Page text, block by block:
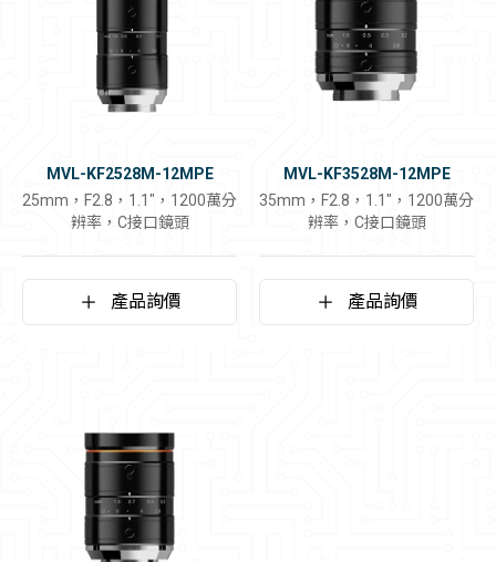
MVL-KF2528M-12MPE
25mm，F2.8，1.1"，1200萬分
辨率，C接口鏡頭
產品詢價
MVL-KF3528M-12MPE
35mm，F2.8，1.1"，1200萬分
辨率，C接口鏡頭
產品詢價